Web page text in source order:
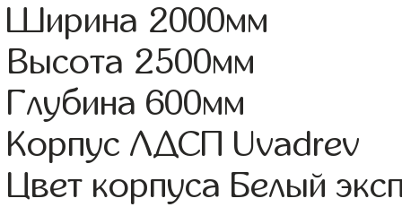
Ширина 2000мм
Высота 2500мм
Глубина 600мм
Корпус ЛДСП Uvadrev
Цвет корпуса Белый